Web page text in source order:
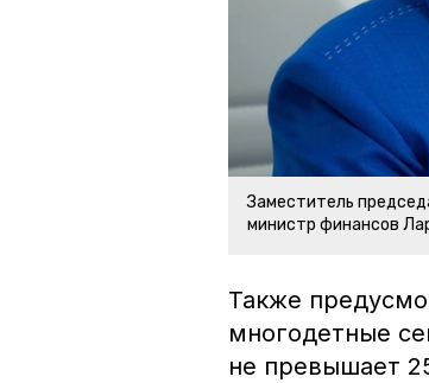
Заместитель
министр финансов
Также
многодетные
не превышает